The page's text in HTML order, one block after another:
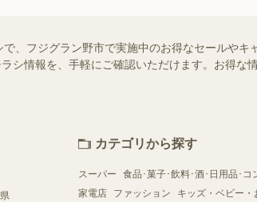
、フジグラン野市で実施中のお得なセールやキ
情報を、手軽にご確認いただけます。お得な
カテゴリから探す
スーパー 食品･菓子･飲料･酒･日用品･コ
家電店
ファッション キッズ・ベビー・